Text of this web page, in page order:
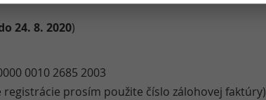
24. 8. 2020)
0010 2685 2003
registrácie prosím použite číslo zálohovej faktúry)